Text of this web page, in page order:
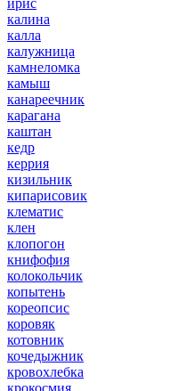
ирис
калина
калла
калужница
камнеломка
камыш
канареечник
карагана
каштан
кедр
керрия
кизильник
кипарисовик
клематис
клен
клопогон
книфофия
колокольчик
копытень
кореопсис
коровяк
котовник
кочедыжник
кровохлебка
крокосмия